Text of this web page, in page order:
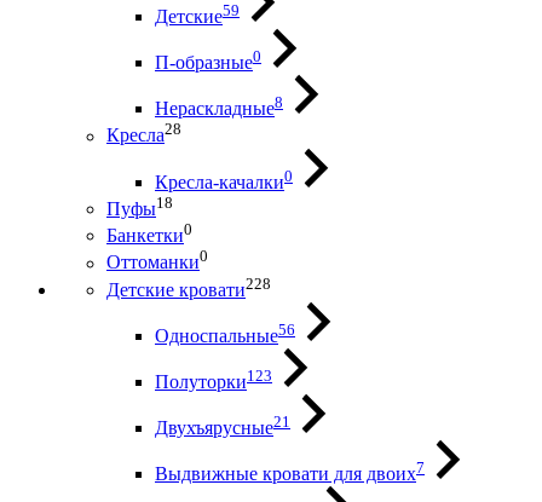
Детские59
П-образные0
Нераскладные8
Кресла28
Кресла-качалки0
Пуфы18
Банкетки0
Оттоманки0
Детские кровати228
Односпальные56
Полуторки123
Двухъярусные21
Выдвижные кровати для двоих7